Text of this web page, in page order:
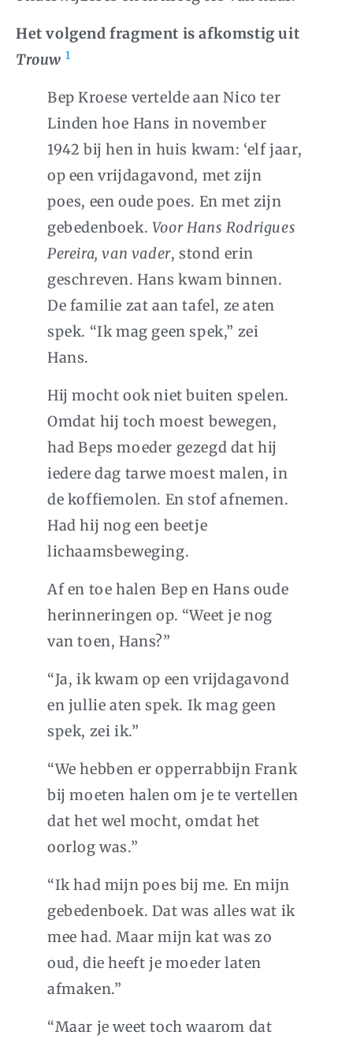
Het volgend fragment is afkomstig uit
Trouw 1
Bep Kroese vertelde aan Nico ter
Linden hoe Hans in november
1942 bij hen in huis kwam: ‘elf jaar,
op een vrijdagavond, met zijn
poes, een oude poes. En met zijn
gebedenboek. Voor Hans Rodrigues
Pereira, van vader, stond erin
geschreven. Hans kwam binnen.
De familie zat aan tafel, ze aten
spek. “Ik mag geen spek,” zei
Hans.
Hij mocht ook niet buiten spelen.
Omdat hij toch moest bewegen,
had Beps moeder gezegd dat hij
iedere dag tarwe moest malen, in
de koffiemolen. En stof afnemen.
Had hij nog een beetje
lichaamsbeweging.
Af en toe halen Bep en Hans oude
herinneringen op. “Weet je nog
van toen, Hans?”
“Ja, ik kwam op een vrijdagavond
en jullie aten spek. Ik mag geen
spek, zei ik.”
“We hebben er opperrabbijn Frank
bij moeten halen om je te vertellen
dat het wel mocht, omdat het
oorlog was.”
“Ik had mijn poes bij me. En mijn
gebedenboek. Dat was alles wat ik
mee had. Maar mijn kat was zo
oud, die heeft je moeder laten
afmaken.”
“Maar je weet toch waarom dat